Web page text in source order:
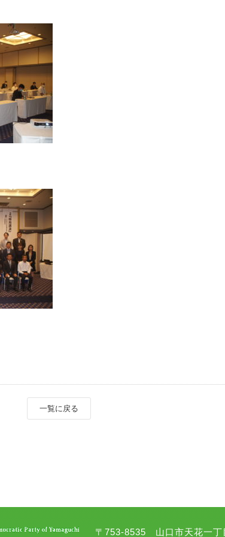
一覧に戻る
〒753-8535 山口市天花一丁